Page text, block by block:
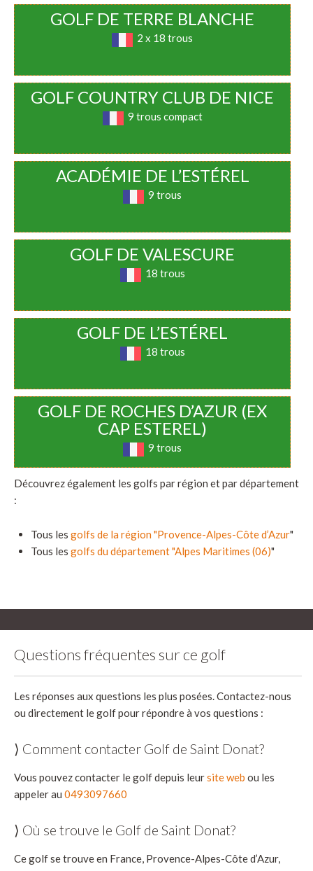
GOLF DE TERRE BLANCHE
2 x 18 trous
GOLF COUNTRY CLUB DE NICE
9 trous compact
ACADÉMIE DE L’ESTÉREL
9 trous
GOLF DE VALESCURE
18 trous
GOLF DE L’ESTÉREL
18 trous
GOLF DE ROCHES D’AZUR (EX
CAP ESTEREL)
9 trous
Découvrez également les golfs par région et par département
:
Tous les golfs de la région "Provence-Alpes-Côte d’Azur"
Tous les golfs du département "Alpes Maritimes (06)"
Questions fréquentes sur ce golf
Les réponses aux questions les plus posées. Contactez-nous
ou directement le golf pour répondre à vos questions :
⟩ Comment contacter Golf de Saint Donat?
Vous pouvez contacter le golf depuis leursite web ou les
appeler au 0493097660
⟩ Où se trouve le Golf de Saint Donat?
Ce golf se trouve en France, Provence-Alpes-Côte d’Azur,